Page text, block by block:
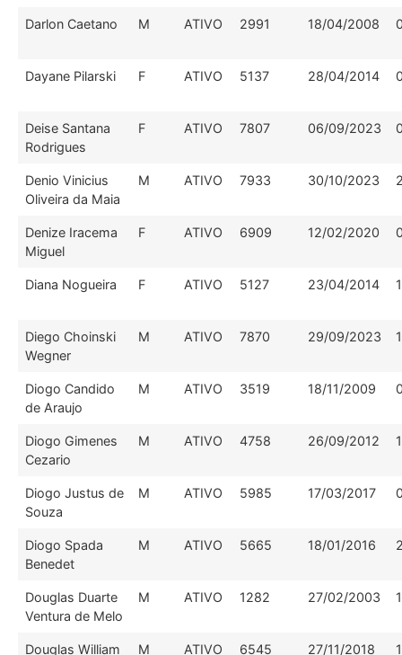
Darlon Caetano M ATIVO 2991 18/04/2008
Dayane Pilarski F ATIVO 5137 28/04/2014
Deise Santana
Rodrigues
F ATIVO 7807 06/09/2023
Denio Vinicius
Oliveira da Maia
M ATIVO 7933 30/10/2023
Denize Iracema
Miguel
F ATIVO 6909 12/02/2020
Diana Nogueira F ATIVO 5127 23/04/2014
Diego Choinski
Wegner
M ATIVO 7870 29/09/2023
Diogo Candido
de Araujo
M ATIVO 3519 18/11/2009
Diogo Gimenes
Cezario
M ATIVO 4758 26/09/2012
Diogo Justus de
Souza
M ATIVO 5985 17/03/2017
Diogo Spada
Benedet
M ATIVO 5665 18/01/2016
Douglas Duarte
Ventura de Melo
M ATIVO 1282 27/02/2003
Douglas William
M ATIVO 6545 27/11/2018